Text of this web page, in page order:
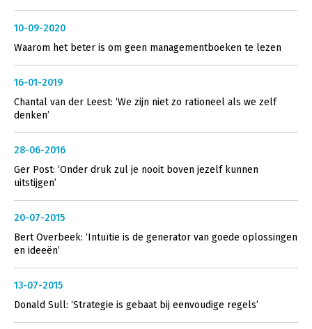
10-09-2020
Waarom het beter is om geen managementboeken te lezen
16-01-2019
Chantal van der Leest: ‘We zijn niet zo rationeel als we zelf
denken’
28-06-2016
Ger Post: ‘Onder druk zul je nooit boven jezelf kunnen
uitstijgen’
20-07-2015
Bert Overbeek: ‘Intuïtie is de generator van goede oplossingen
en ideeën’
13-07-2015
Donald Sull: ‘Strategie is gebaat bij eenvoudige regels’